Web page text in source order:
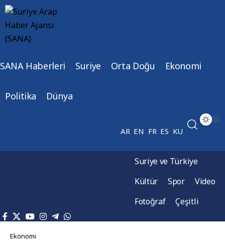
SANA Haberleri Suriye Orta Doğu Ekonomi
Politika Dünya
AR EN FR ES KU
Suriye ve Türkiye
Kültür
Spor
Video
Fotoğraf
Çeşitli
Ekonomi